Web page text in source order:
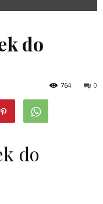
do
0
764
do